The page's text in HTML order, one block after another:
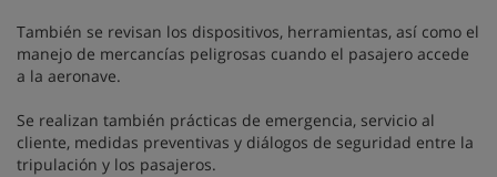
También se revisan los dispositivos, herramientas, así como el
manejo de mercancías peligrosas cuando el pasajero accede
a la aeronave.
Se realizan también prácticas de emergencia, servicio al
cliente, medidas preventivas y diálogos de seguridad entre la
tripulación y los pasajeros.